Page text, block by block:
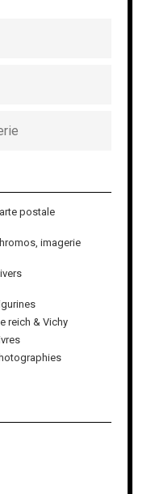
postale
imagerie
reich & Vichy